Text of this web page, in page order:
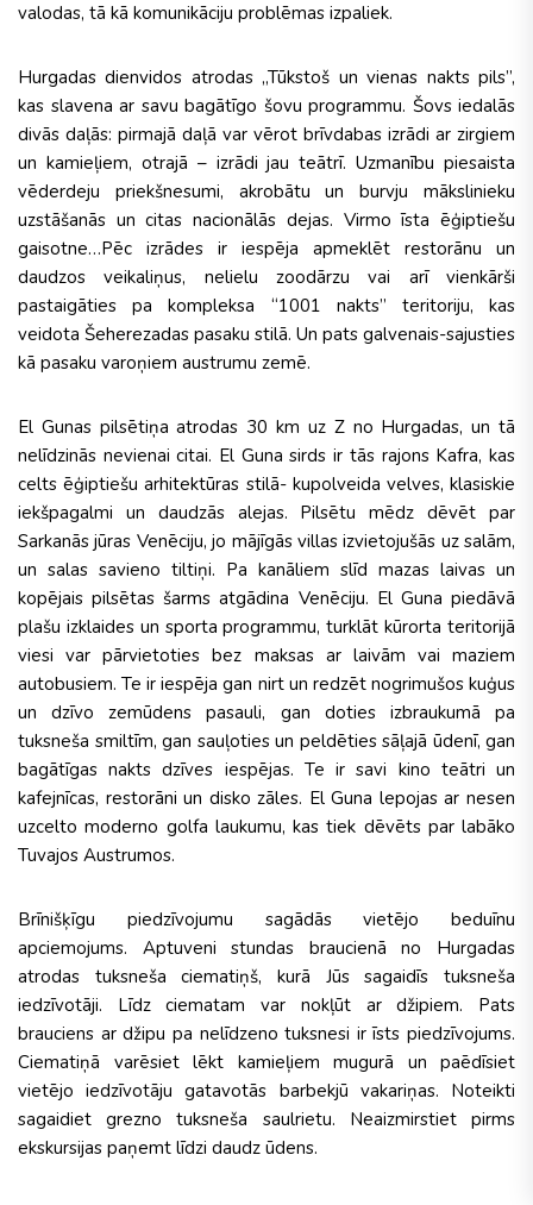
valodas, tā kā komunikāciju problēmas izpaliek.
Hurgadas dienvidos atrodas „Tūkstoš un vienas nakts pils”,
kas slavena ar savu bagātīgo šovu programmu. Šovs iedalās
divās daļās: pirmajā daļā var vērot brīvdabas izrādi ar zirgiem
un kamieļiem, otrajā – izrādi jau teātrī. Uzmanību piesaista
vēderdeju priekšnesumi, akrobātu un burvju mākslinieku
uzstāšanās un citas nacionālās dejas. Virmo īsta ēģiptiešu
gaisotne…Pēc izrādes ir iespēja apmeklēt restorānu un
daudzos veikaliņus, nelielu zoodārzu vai arī vienkārši
pastaigāties pa kompleksa “1001 nakts” teritoriju, kas
veidota Šeherezadas pasaku stilā. Un pats galvenais-sajusties
kā pasaku varoņiem austrumu zemē.
El Gunas pilsētiņa atrodas 30 km uz Z no Hurgadas, un tā
nelīdzinās nevienai citai. El Guna sirds ir tās rajons Kafra, kas
celts ēģiptiešu arhitektūras stilā- kupolveida velves, klasiskie
iekšpagalmi un daudzās alejas. Pilsētu mēdz dēvēt par
Sarkanās jūras Venēciju, jo mājīgās villas izvietojušās uz salām,
un salas savieno tiltiņi. Pa kanāliem slīd mazas laivas un
kopējais pilsētas šarms atgādina Venēciju. El Guna piedāvā
plašu izklaides un sporta programmu, turklāt kūrorta teritorijā
viesi var pārvietoties bez maksas ar laivām vai maziem
autobusiem. Te ir iespēja gan nirt un redzēt nogrimušos kuģus
un dzīvo zemūdens pasauli, gan doties izbraukumā pa
tuksneša smiltīm, gan sauļoties un peldēties sāļajā ūdenī, gan
bagātīgas nakts dzīves iespējas. Te ir savi kino teātri un
kafejnīcas, restorāni un disko zāles. El Guna lepojas ar nesen
uzcelto moderno golfa laukumu, kas tiek dēvēts par labāko
Tuvajos Austrumos.
Brīnišķīgu piedzīvojumu sagādās vietējo beduīnu
apciemojums. Aptuveni stundas braucienā no Hurgadas
atrodas tuksneša ciematiņš, kurā Jūs sagaidīs tuksneša
iedzīvotāji. Līdz ciematam var nokļūt ar džipiem. Pats
brauciens ar džipu pa nelīdzeno tuksnesi ir īsts piedzīvojums.
Ciematiņā varēsiet lēkt kamieļiem mugurā un paēdīsiet
vietējo iedzīvotāju gatavotās barbekjū vakariņas. Noteikti
sagaidiet grezno tuksneša saulrietu. Neaizmirstiet pirms
ekskursijas paņemt līdzi daudz ūdens.